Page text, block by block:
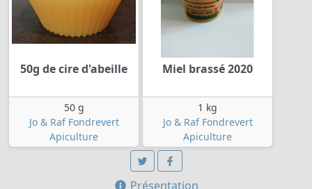
50g de cire d'abeille
50 g
Jo & Raf Fondrevert
Apiculture
Miel brassé 2020
1 kg
Jo & Raf Fondrevert
Apiculture
Présentation